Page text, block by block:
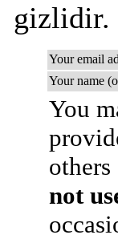
gizlidir.
Your email
Your name
You
not